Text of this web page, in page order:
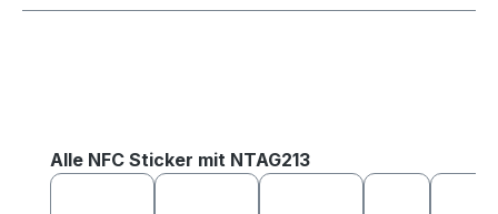
Produktgalerie überspringen
Alle NFC Sticker mit NTAG213